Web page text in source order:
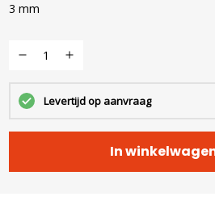
3 mm
Levertijd op aanvraag
In